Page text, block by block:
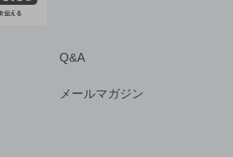
Q&A
メールマガジン